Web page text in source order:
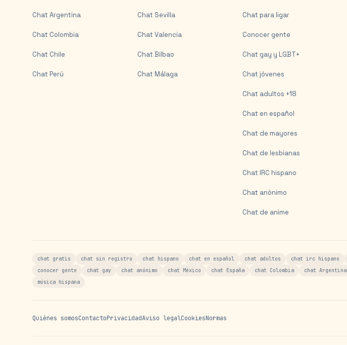
Chat Argentina
Chat Colombia
Chat Chile
Chat Perú
Chat Sevilla
Chat Valencia
Chat Bilbao
Chat Málaga
Chat para ligar
Conocer gente
Chat gay y LGBT+
Chat jóvenes
Chat adultos +18
Chat en español
Chat de mayores
Chat de lesbianas
Chat IRC hispano
Chat anónimo
Chat de anime
chat gratis chat sin registro chat hispano chat en español chat adultos chat irc hispano
conocer gente
chat gay chat anónimo chat México chat España chat Colombia chat Argentina
música hispana
Quiénes somosContactoPrivacidadAviso legalCookiesNormas